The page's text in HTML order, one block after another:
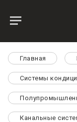
Главная
Системы
Канальные